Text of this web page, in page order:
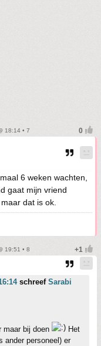
18:14 • 7
6 weken wachten,
gaat mijn vriend
dat is ok.
19:51 • 8
schreef Sarabi
maar bij doen
Het
ander personeel) er